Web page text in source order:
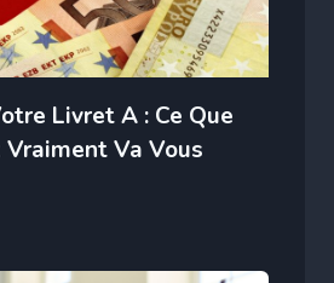
Livret A : Ce Que
Vraiment Va Vous